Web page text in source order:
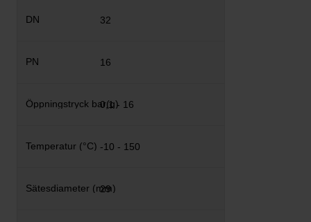
32
16
0,1 - 16
-10 - 150
29